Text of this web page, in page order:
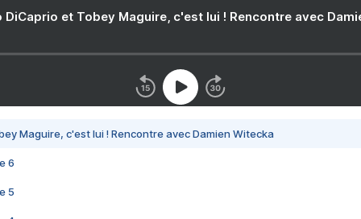
DiCaprio et Tobey Maguire, c'est lui ! Rencontre avec
Maguire, c'est lui ! Rencontre avec Damien Witecka
6
5